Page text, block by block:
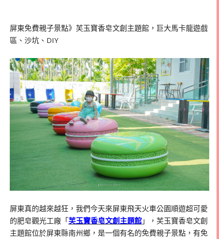
屏東免費親子景點》芙玉寶香皂文創主題館，巨大馬卡龍遊戲
區、沙坑、DIY
屏東真的越來越狂，我們今天來屏東飛天火車公園順遊超可愛
的肥皂觀光工廠「芙玉寶香皂文創主題館 」，芙玉寶香皂文創
主題館位於屏東縣南州鄉，是一個有名的免費親子景點，有免